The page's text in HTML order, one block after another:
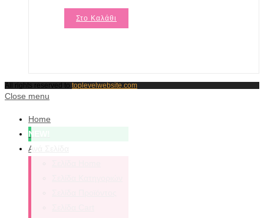
Στο Καλάθι
All rights reserved to toplevelwebsite.com
Close menu
Home
NEW!
Ανά Σελίδα